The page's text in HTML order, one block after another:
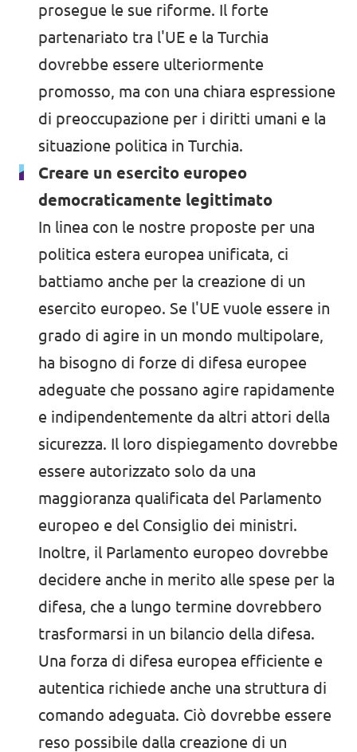
prosegue le sue riforme. Il forte
partenariato tra l'UE e la Turchia
dovrebbe essere ulteriormente
promosso, ma con una chiara espressione
di preoccupazione per i diritti umani e la
situazione politica in Turchia.
Creare un esercito europeo
democraticamente legittimato
In linea con le nostre proposte per una
politica estera europea unificata, ci
battiamo anche per la creazione di un
esercito europeo. Se l'UE vuole essere in
grado di agire in un mondo multipolare,
ha bisogno di forze di difesa europee
adeguate che possano agire rapidamente
e indipendentemente da altri attori della
sicurezza. Il loro dispiegamento dovrebbe
essere autorizzato solo da una
maggioranza qualificata del Parlamento
europeo e del Consiglio dei ministri.
Inoltre, il Parlamento europeo dovrebbe
decidere anche in merito alle spese per la
difesa, che a lungo termine dovrebbero
trasformarsi in un bilancio della difesa.
Una forza di difesa europea efficiente e
autentica richiede anche una struttura di
comando adeguata. Ciò dovrebbe essere
reso possibile dalla creazione di un